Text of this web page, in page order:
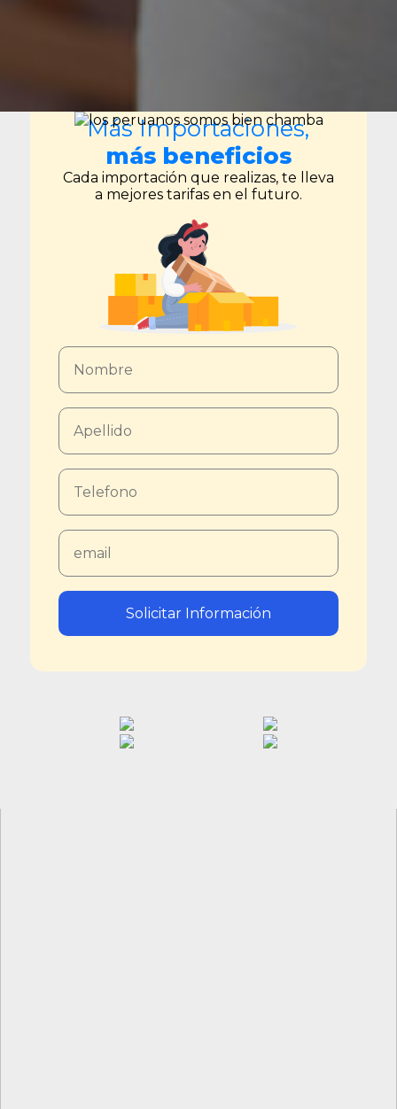
Más Importaciones,
más beneficios
Cada importación que realizas, te lleva
a mejores tarifas en el futuro.